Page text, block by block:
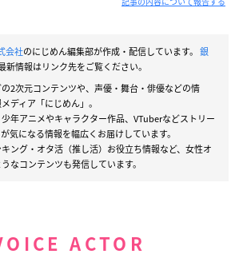
会社のにじめん編集部が作成・配信しています。 銀
新情報はリンク先をご覧ください。
2次元コンテンツや、声優・舞台・俳優などの情
ディア「にじめん」。
年アニメやキャラクター作品、VTuberなどストリー
気になる情報を幅広くお届けしています。
ング・オタ活（推し活）お役立ち情報など、女性オ
なコンテンツも発信しています。
ACTOR